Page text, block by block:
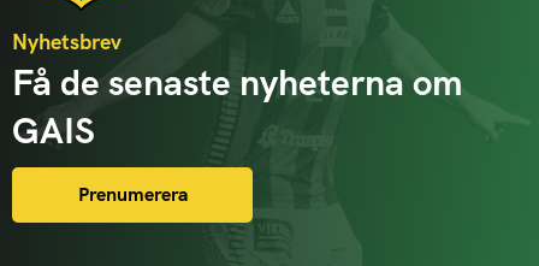
Nyhetsbrev
Få de senaste nyheterna om
GAIS
Prenumerera